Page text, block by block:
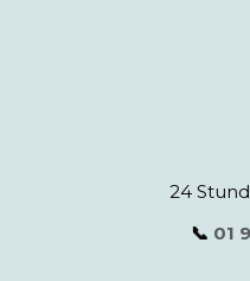
24
📞 01